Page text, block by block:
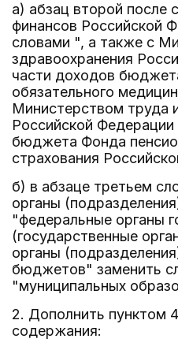
а) абзац второй после
финансов Российской
словами ", а также с
здравоохранения
части доходов
обязательного
Министерством труда
Российской
бюджета Фонда
страхования
б) в абзаце третьем
органы
"федеральные органы
(государственные
органы
бюджетов" заменить
"муниципальных
2. Дополнить пунктом
содержания: